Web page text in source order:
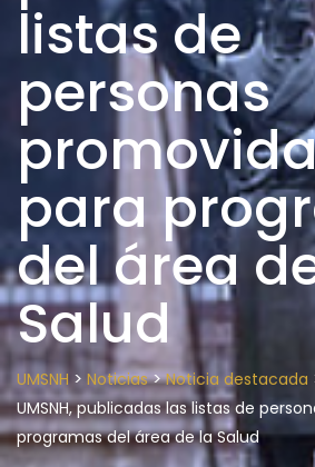
listas de
personas
para
del área
Salud
UMSNH > Noticias>Noticia destacada
UMSNH, publicadas las listas de
programas del área de la Salud